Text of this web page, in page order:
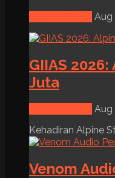
Aug
GIIAS
Juta
Aug
Kehadiran Alpine
Venom